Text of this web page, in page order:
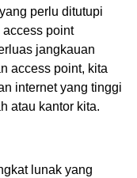
perlu ditutupi
point
jangkauan
access point, kita
internet yang tinggi
atau kantor kita.
lunak yang